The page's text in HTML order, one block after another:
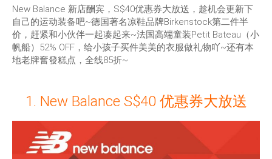
New Balance 新店酬宾，S$40优惠券大放送，趁机会更新下
自己的运动装备吧~德国著名凉鞋品牌Birkenstock第二件半
价，赶紧和小伙伴一起凑起来~法国高端童装Petit Bateau（小
帆船）52% OFF，给小孩子买件美美的衣服做礼物吖~还有本
地老牌奮發糕点，全线85折~
1. New Balance S$40 优惠券大放送